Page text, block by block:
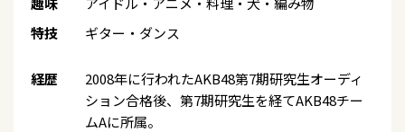
特技
ギター・ダンス
経歴
2008年に行われたAKB48第7期研究生オーディ
ション合格後、第7期研究生を経てAKB48チー
ムAに所属。